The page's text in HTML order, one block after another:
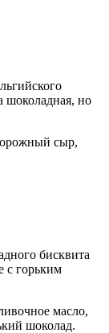
шоколадная, но
сыр,
бисквита
с горьким
масло,
шоколад.